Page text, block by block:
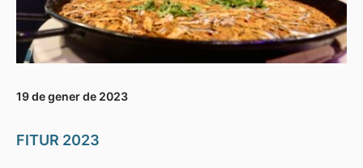
19 de gener de 2023
FITUR 2023